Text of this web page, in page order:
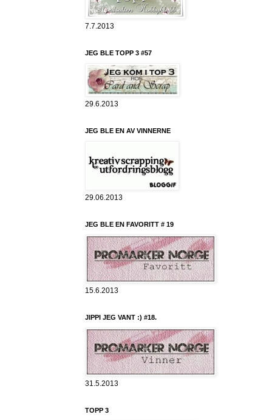
7.7.2013
JEG BLE TOPP 3 #57
29.6.2013
JEG BLE EN AV VINNERNE
29.06.2013
JEG BLE EN FAVORITT # 19
15.6.2013
JIPPI JEG VANT :) #18.
31.5.2013
TOPP 3